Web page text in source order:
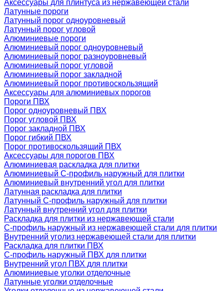
Аксессуары для плинтуса из нержавеющей стали
Латунные пороги
Латунный порог одноуровневый
Латунный порог угловой
Алюминиевые пороги
Алюминиевый порог одноуровневый
Алюминиевый порог разноуровневый
Алюминиевый порог угловой
Алюминиевый порог закладной
Алюминиевый порог противоскользящий
Аксессуары для алюминиевых порогов
Пороги ПВХ
Порог одноуровневый ПВХ
Порог угловой ПВХ
Порог закладной ПВХ
Порог гибкий ПВХ
Порог противоскользящий ПВХ
Аксессуары для порогов ПВХ
Алюминиевая раскладка для плитки
Алюминиевый С-профиль наружный для плитки
Алюминиевый внутренний угол для плитки
Латунная раскладка для плитки
Латунный С-профиль наружный для плитки
Латунный внутренний угол для плитки
Раскладка для плитки из нержавеющей стали
С-профиль наружный из нержавеющей стали для плитки
Внутренний уголиз нержавеющей стали для плитки
Раскладка для плитки ПВХ
С-профиль наружный ПВХ для плитки
Внутренний угол ПВХ для плитки
Алюминиевые уголки отделочные
Латунные уголки отделочные